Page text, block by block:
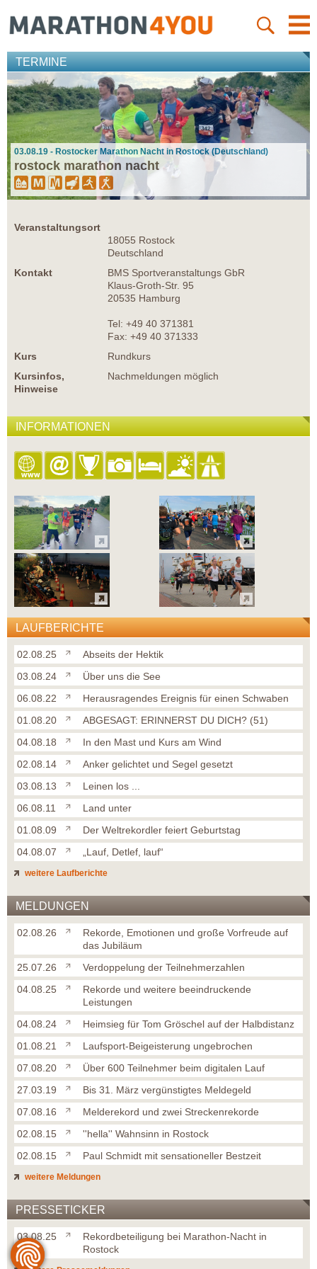
TERMINE
03.08.19 - Rostocker Marathon Nacht in Rostock (Deutschland)
rostock marathon nacht
Veranstaltungsort
18055 Rostock
Deutschland
Kontakt
BMS Sportveranstaltungs GbR
Klaus-Groth-Str. 95
20535 Hamburg
Tel: +49 40 371381
Fax: +49 40 371333
Kurs
Rundkurs
Kursinfos,
Hinweise
Nachmeldungen möglich
INFORMATIONEN
LAUFBERICHTE
02.08.25
Abseits der Hektik
03.08.24
Über uns die See
06.08.22
Herausragendes Ereignis für einen Schwaben
01.08.20
ABGESAGT: ERINNERST DU DICH? (51)
04.08.18
In den Mast und Kurs am Wind
02.08.14
Anker gelichtet und Segel gesetzt
03.08.13
Leinen los ...
06.08.11
Land unter
01.08.09
Der Weltrekordler feiert Geburtstag
04.08.07
„Lauf, Detlef, lauf“
weitere Laufberichte
MELDUNGEN
02.08.26
Rekorde, Emotionen und große Vorfreude auf
das Jubiläum
25.07.26
Verdoppelung der Teilnehmerzahlen
04.08.25
Rekorde und weitere beeindruckende
Leistungen
04.08.24
Heimsieg für Tom Gröschel auf der Halbdistanz
01.08.21
Laufsport-Beigeisterung ungebrochen
07.08.20
Über 600 Teilnehmer beim digitalen Lauf
27.03.19
Bis 31. März vergünstigtes Meldegeld
07.08.16
Melderekord und zwei Streckenrekorde
02.08.15
''hella'' Wahnsinn in Rostock
02.08.15
Paul Schmidt mit sensationeller Bestzeit
weitere Meldungen
PRESSETICKER
03.08.25
Rekordbeteiligung bei Marathon-Nacht in
Rostock